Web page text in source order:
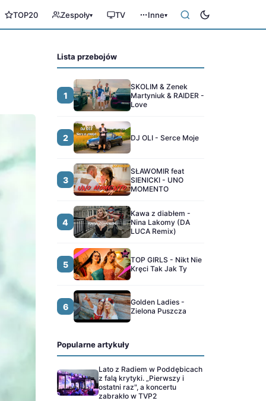
TOP20 Zespoły▾ TV Inne▾
Lista przebojów
1
SKOLIM & Zenek
Martyniuk & RAIDER -
Love
2 DJ OLI - Serce Moje
3
SŁAWOMIR feat
SIENICKI - UNO
MOMENTO
4
Kawa z diabłem -
Nina Lakomy (DA
LUCA Remix)
5
TOP GIRLS - Nikt Nie
Kręci Tak Jak Ty
6
Golden Ladies -
Zielona Puszcza
Popularne artykuły
Lato z Radiem w Poddębicach
z falą krytyki. „Pierwszy i
ostatni raz", a koncertu
zabrakło w TVP2